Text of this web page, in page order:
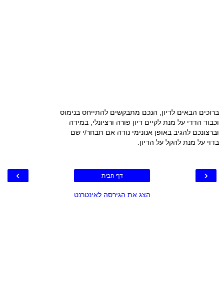
ברוכים הבאים לדיון, הנכם מתבקשים להתייחס בנימוס
וכבוד הדדי על מנת לקיים דיון פורה ורציונלי, במידה
וברצונכם להגיב באופן אנונימי נודה אם תבחר/י שם
בדוי על מנת להקל על הדיון.
‹
› דף הבית
הצג את הגירסה לאינטרנט